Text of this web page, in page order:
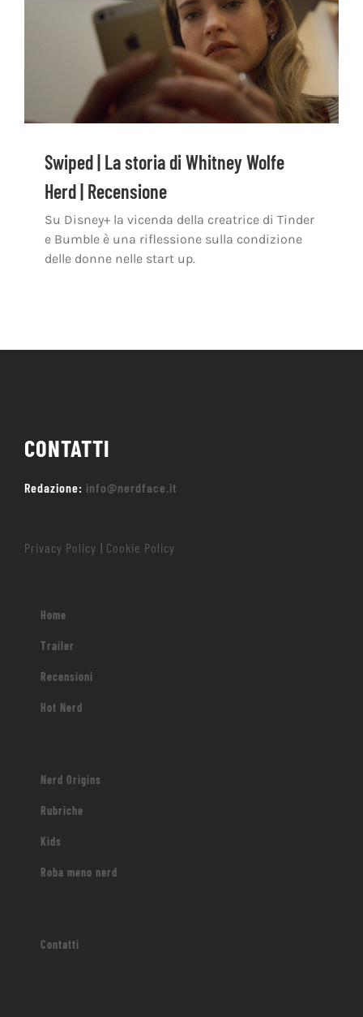
Swiped | La storia di Whitney Wolfe
Herd | Recensione
Su Disney+ la vicenda della creatrice di Tinder
e Bumble è una riflessione sulla condizione
delle donne nelle start up.
CONTATTI
Redazione: info@nerdface.it
Privacy Policy | Cookie Policy
Home
Trailer
Recensioni
Hot Nerd
Nerd Origins
Rubriche
Kids
Roba meno nerd
Contatti